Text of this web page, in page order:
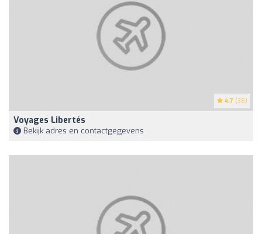
4.7 (38)
Voyages Libertés
Bekijk adres en contactgegevens